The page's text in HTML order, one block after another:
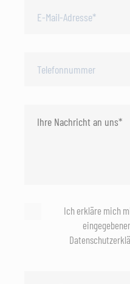
Ich erkläre mich